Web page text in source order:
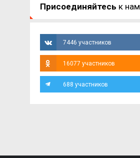
Присоединяйтесь к нам
7446 участников
16077 участников
688 участников